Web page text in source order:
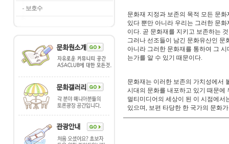
보호수
문화재 지정과 보존의 목적 모든 문
있다 뿐만 아니라 우리는 그러한 문
이다. 곧 문화재를 지키고 보존하는
그러나 선조들이 남긴 문화유산인
아니라 그러한 문화재를 통하여 그
는가를 알 수 있기 때문이다.
문화재는 이러한 보존의 가치성에서
시대의 문화를 내포하고 있기 때문에
멀티미디어의 세상이 된 이 시점에
있으며, 보편 타당한 한 국가의 문화